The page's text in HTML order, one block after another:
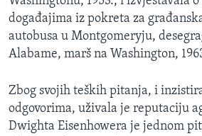
događajima iz pokreta za
autobusa u Montgomeryju,
Alabame, marš na Washington,
Zbog svojih teških pitanja, i
odgovorima, uživala je reputaciju
Dwighta Eisenhowera je jednom